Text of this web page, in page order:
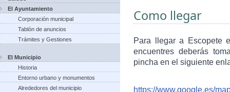
El Ayuntamiento
Corporación municipal
Tablón de anuncios
Trámites y Gestiones
El Municipio
Historia
Entorno urbano y monumentos
Alrededores del municipio
Como llegar
Para llegar a Escopete
encuentres deberás
pincha en el siguiente
https://www.google.es/